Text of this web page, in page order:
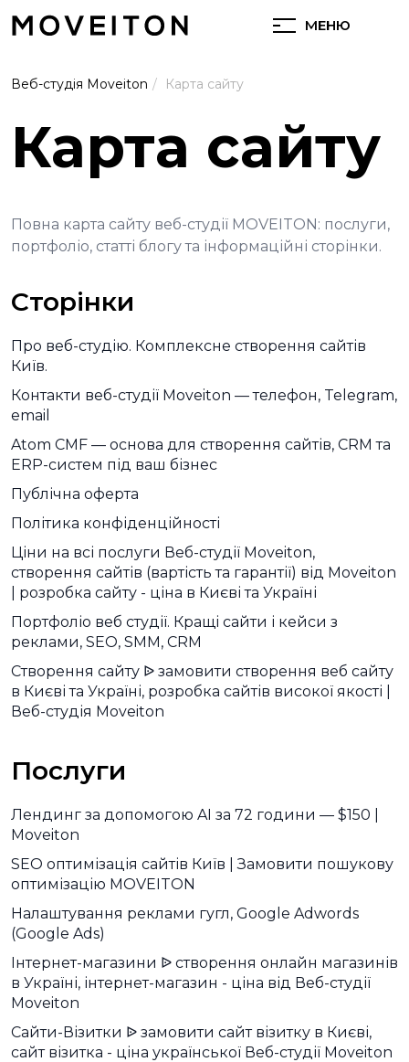
МЕНЮ
Веб-студія Moveiton Карта сайту
Карта сайту
Повна карта сайту веб-студії MOVEITON: послуги,
портфоліо, статті блогу та інформаційні сторінки.
Сторінки
Про веб-студію. Комплексне створення сайтів
Київ.
Контакти веб-студії Moveiton — телефон, Telegram,
email
Atom CMF — основа для створення сайтів, CRM та
ERP-систем під ваш бізнес
Публічна оферта
Політика конфіденційності
Ціни на всі послуги Веб-студії Moveiton,
створення сайтів (вартість та гарантії) від Moveiton
| розробка сайту - ціна в Києві та Україні
Портфоліо веб студії. Кращі сайти і кейси з
реклами, SEO, SMM, CRM
Створення сайту ᐉ замовити створення веб сайту
в Києві та Україні, розробка сайтів високої якості |
Веб-студія Moveiton
Послуги
Лендинг за допомогою AI за 72 години — $150 |
Moveiton
SEO оптимізація сайтів Київ | Замовити пошукову
оптимізацію MOVEITON
Налаштування реклами гугл, Google Adwords
(Google Ads)
Інтернет-магазини ᐉ створення онлайн магазинів
в Україні, інтернет-магазин - ціна від Веб-студії
Moveiton
Сайти-Візитки ᐉ замовити сайт візитку в Києві,
сайт візитка - ціна української Веб-студії Moveiton